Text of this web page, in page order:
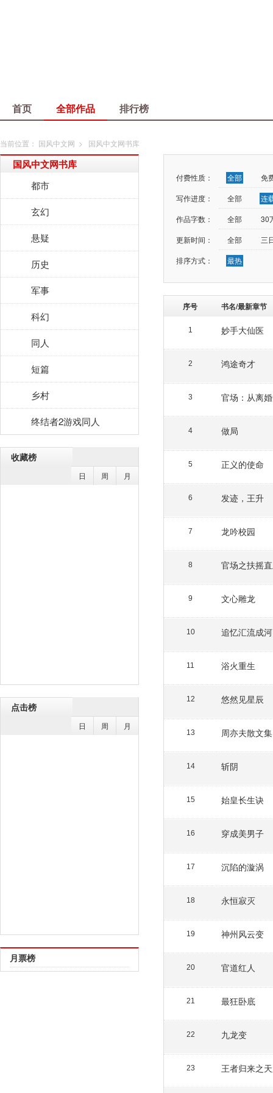
首页 全部作品 排行榜
当前位置： 国风中文网 > 国风中文网书库
国风中文网书库
都市
玄幻
悬疑
历史
军事
科幻
同人
短篇
乡村
终结者2游戏同人
收藏榜
日 周 月
点击榜
日 周 月
月票榜
付费性质： 全部
免
写作进度：
全部
连
作品字数：
全部
30
更新时间：
全部
三
排序方式：
最热
序号 书名/最新章节
1 妙手大仙医
2 鸿途奇才
3 官场：从离
4 做局
5 正义的使命
6 发迹，王升
7 龙吟校园
8 官场之扶摇
9 文心雕龙
10 追忆汇流成河
11 浴火重生
12 悠然见星辰
13 周亦夫散文集
14 斩阴
15 始皇长生诀
16 穿成美男子
17 沉陷的漩涡
18 永恒寂灭
19 神州风云变
20 官道红人
21 最狂卧底
22 九龙变
23 王者归来之